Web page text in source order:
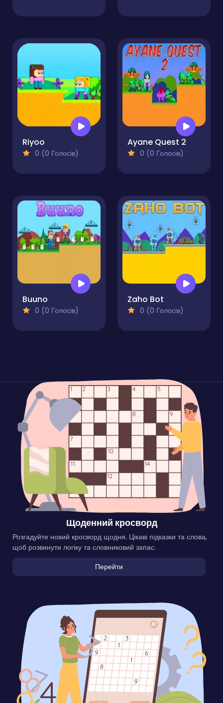
Riyoo
0 (0 Голосів)
Ayane Quest 2
0 (0 Голосів)
Buuno
0 (0 Голосів)
Zaho Bot
0 (0 Голосів)
Щоденний кросворд
Розгадуйте новий кросворд щодня. Цікаві підказки та слова,
щоб розвинути логіку та словниковий запас.
Перейти